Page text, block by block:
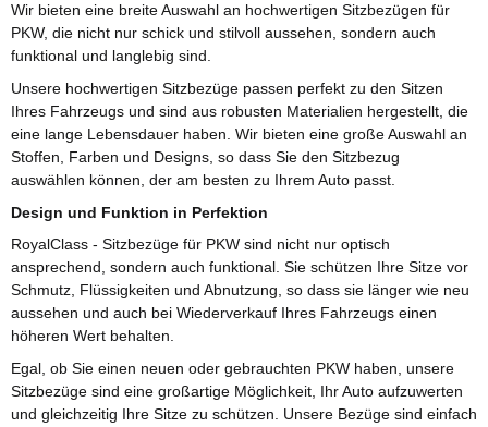
Wir bieten eine breite Auswahl an hochwertigen Sitzbezügen für
PKW, die nicht nur schick und stilvoll aussehen, sondern auch
funktional und langlebig sind.
Unsere hochwertigen Sitzbezüge passen perfekt zu den Sitzen
Ihres Fahrzeugs und sind aus robusten Materialien hergestellt, die
eine lange Lebensdauer haben. Wir bieten eine große Auswahl an
Stoffen, Farben und Designs, so dass Sie den Sitzbezug
auswählen können, der am besten zu Ihrem Auto passt.
Design und Funktion in Perfektion
RoyalClass - Sitzbezüge für PKW sind nicht nur optisch
ansprechend, sondern auch funktional. Sie schützen Ihre Sitze vor
Schmutz, Flüssigkeiten und Abnutzung, so dass sie länger wie neu
aussehen und auch bei Wiederverkauf Ihres Fahrzeugs einen
höheren Wert behalten.
Egal, ob Sie einen neuen oder gebrauchten PKW haben, unsere
Sitzbezüge sind eine großartige Möglichkeit, Ihr Auto aufzuwerten
und gleichzeitig Ihre Sitze zu schützen. Unsere Bezüge sind einfach